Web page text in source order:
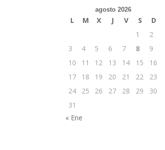
agosto 2026
L M X J V S
D
1
2
3
4 5 6 7 8
9
10
11 12 13 14 15
16
17
18 19 20 21 22
23
24
25 26 27 28 29
30
31
« Ene